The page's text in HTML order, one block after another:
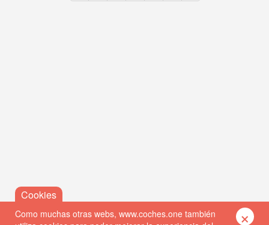
Como muchas otras webs, www.coches.one también
×